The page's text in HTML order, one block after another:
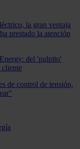
la gran ventaja
prestado la atención
del 'pulpito'
cliente
de control de tensión,